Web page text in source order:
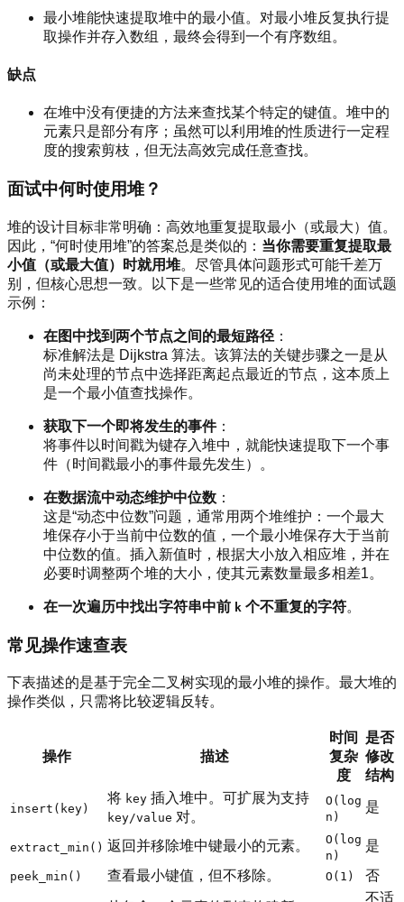
最小堆能快速提取堆中的最小值。对最小堆反复执行提
取操作并存入数组，最终会得到一个有序数组。
缺点
在堆中没有便捷的方法来查找某个特定的键值。堆中的
元素只是部分有序；虽然可以利用堆的性质进行一定程
度的搜索剪枝，但无法高效完成任意查找。
面试中何时使用堆？
堆的设计目标非常明确：高效地重复提取最小（或最大）值。
因此，“何时使用堆”的答案总是类似的： 当你需要重复提取最
小值（或最大值）时就用堆。尽管具体问题形式可能千差万
别，但核心思想一致。以下是一些常见的适合使用堆的面试题
示例：
在图中找到两个节点之间的最短路径 ：
标准解法是 Dijkstra 算法。该算法的关键步骤之一是从
尚未处理的节点中选择距离起点最近的节点，这本质上
是一个最小值查找操作。
获取下一个即将发生的事件：
将事件以时间戳为键存入堆中，就能快速提取下一个事
件（时间戳最小的事件最先发生）。
在数据流中动态维护中位数 ：
这是“动态中位数”问题，通常用两个堆维护：一个最大
堆保存小于当前中位数的值，一个最小堆保存大于当前
中位数的值。插入新值时，根据大小放入相应堆，并在
必要时调整两个堆的大小，使其元素数量最多相差1。
在一次遍历中找出字符串中前 k 个不重复的字符。
常见操作速查表
下表描述的是基于完全二叉树实现的最小堆的操作。最大堆的
操作类似，只需将比较逻辑反转。
操作 描述
时间
复杂
度
是否
修改
结构
insert(key)
将 key 插入堆中。可扩展为支持
key/value 对。
O(log
n)
是
extract_min() 返回并移除堆中键最小的元素。
O(log
n)
是
peek_min() 查看最小键值，但不移除。 O(1) 否
不适